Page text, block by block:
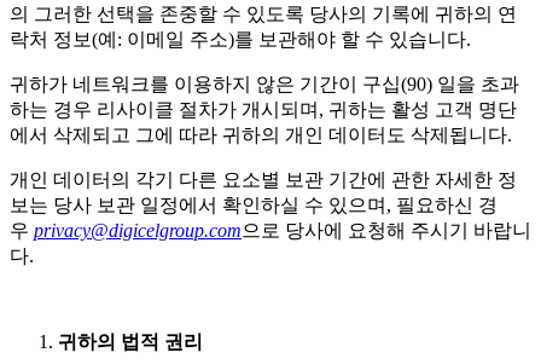
의 그러한 선택을 존중할 수 있도록 당사의 기록에 귀하의 연
락처 정보(예: 이메일 주소)를 보관해야 할 수 있습니다.
귀하가 네트워크를 이용하지 않은 기간이 구십(90) 일을 초과
하는 경우 리사이클 절차가 개시되며, 귀하는 활성 고객 명단
에서 삭제되고 그에 따라 귀하의 개인 데이터도 삭제됩니다.
개인 데이터의 각기 다른 요소별 보관 기간에 관한 자세한 정
보는 당사 보관 일정에서 확인하실 수 있으며, 필요하신 경
우 privacy@digicelgroup.com으로 당사에 요청해 주시기 바랍니
다.
귀하의 법적 권리